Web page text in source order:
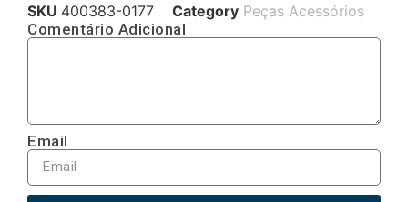
SKU 400383-0177 Category Peças Acessórios
Comentário Adicional
Email